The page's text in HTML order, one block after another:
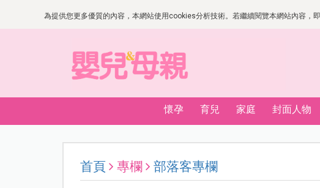
為提供您更多優質的內容，本網站使用cookies分析技術。若繼續閱覽本網站內容
懷孕 育兒 家庭 封面人物
首頁 專欄 部落客專欄